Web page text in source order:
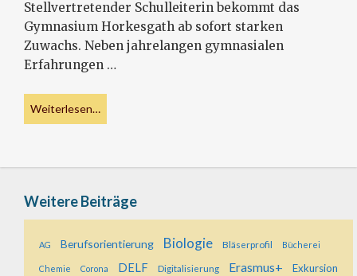
Stellvertretender Schulleiterin bekommt das
Gymnasium Horkesgath ab sofort starken
Zuwachs. Neben jahrelangen gymnasialen
Erfahrungen …
Weiterlesen…
Weitere Beiträge
AG Berufsorientierung Biologie Bläserprofil Bücherei
Chemie Corona DELF Digitalisierung Erasmus+ Exkursion